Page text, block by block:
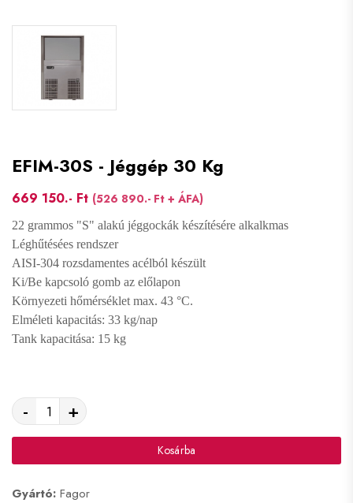
EFIM-30S - Jéggép 30 Kg
669 150.- Ft (526 890.- Ft + ÁFA)
22 grammos "S" alakú jéggockák készítésére alkalkmas
Léghűtésées rendszer
AISI-304 rozsdamentes acélból készült
Ki/Be kapcsoló gomb az előlapon
Környezeti hőmérséklet max. 43 °C.
Elméleti kapacitás: 33 kg/nap
Tank kapacitása: 15 kg
- +
Kosárba
Gyártó: Fagor